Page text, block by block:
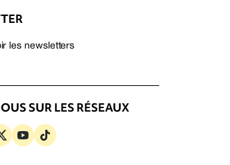
les newsletters
SUR LES RÉSEAUX